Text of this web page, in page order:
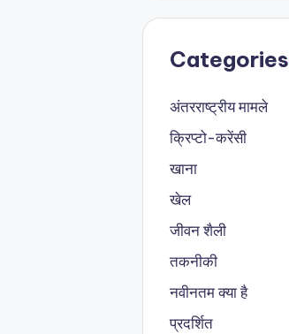
Categories
अंतरराष्ट्रीय मामले
क्रिप्टो-करेंसी
खाना
खेल
जीवन शैली
तकनीकी
नवीनतम क्या है
प्रदर्शित